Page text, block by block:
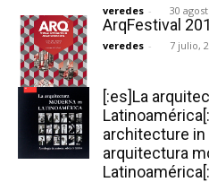
veredes - 30
ArqFestival
veredes - 7 julio,
[:es]La
architecture in
arquitectura